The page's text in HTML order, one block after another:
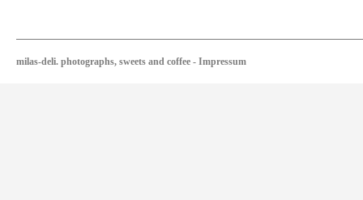
milas-deli. photographs, sweets and coffee - Impressum